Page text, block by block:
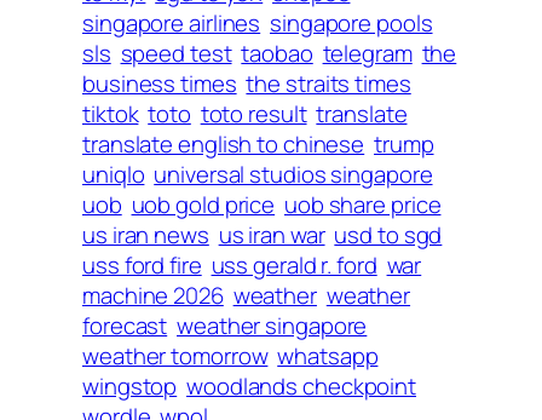
singapore airlines singapore pools
sls speed test taobao telegram the
business times the straits times
tiktok toto toto result translate
translate english to chinese trump
uniqlo universal studios singapore
uob uob gold price uob share price
us iran news us iran war usd to sgd
uss ford fire uss gerald r. ford war
machine 2026 weather weather
forecast weather singapore
weather tomorrow whatsapp
wingstop woodlands checkpoint